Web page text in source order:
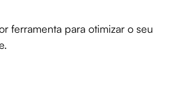
ferramenta para otimizar o seu